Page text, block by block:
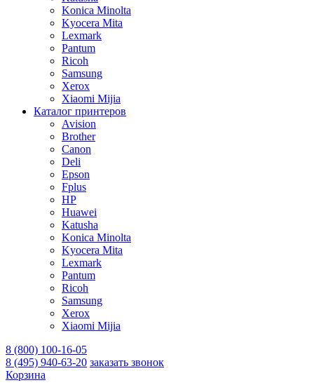
Konica Minolta
Kyocera Mita
Lexmark
Pantum
Ricoh
Samsung
Xerox
Xiaomi Mijia
Каталог принтеров
Avision
Brother
Canon
Deli
Epson
Fplus
HP
Huawei
Katusha
Konica Minolta
Kyocera Mita
Lexmark
Pantum
Ricoh
Samsung
Xerox
Xiaomi Mijia
8 (800) 100-16-05
8 (495) 940-63-20 заказать звонок
Корзина